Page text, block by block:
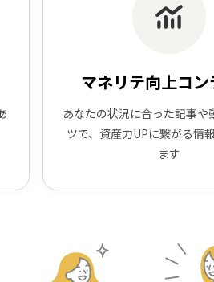
マネリテ向上コン
あなたの状況に合った記事や
ツで、資産力UPに繋がる情
ます